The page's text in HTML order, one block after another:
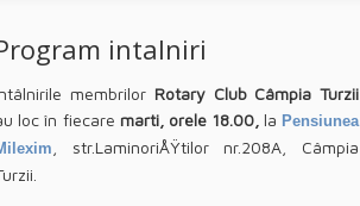
intalniri
membrilor Rotary Club Câmpia Turzii
loc în fiecare marti, orele 18.00, la Pensiunea
, str.LaminoriÅŸtilor nr.208A, Câmpia